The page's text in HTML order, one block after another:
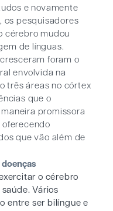
e novamente
os pesquisadores
cérebro mudou
de línguas.
foram o
envolvida na
três áreas no córtex
que o
promissora
oferecendo
que vão além de
o cérebro
Vários
entre ser bilíngue e